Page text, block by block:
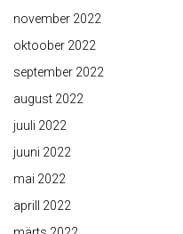
november 2022
oktoober 2022
september 2022
august 2022
juuli 2022
juuni 2022
mai 2022
aprill 2022